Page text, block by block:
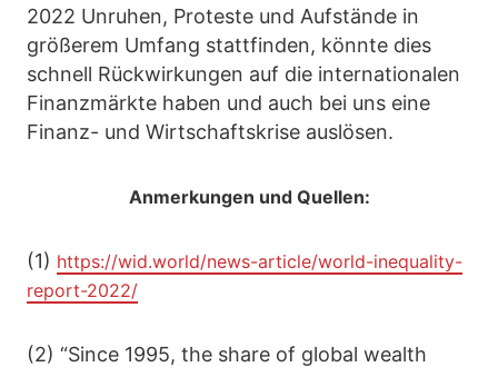
2022 Unruhen, Proteste und Aufstände in
größerem Umfang stattfinden, könnte dies
schnell Rückwirkungen auf die internationalen
Finanzmärkte haben und auch bei uns eine
Finanz- und Wirtschaftskrise auslösen.
Anmerkungen und Quellen:
(1) https://wid.world/news-article/world-inequality-
report-2022/
(2) “Since 1995, the share of global wealth